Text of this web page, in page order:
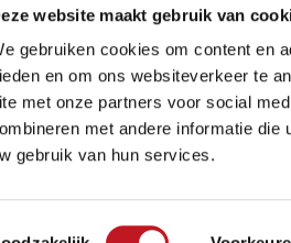
website maakt gebruik van
gebruiken cookies om content en
en om ons websiteverkeer te
met onze partners voor social
met andere informatie
gebruik van hun services.
5961 NT Horst
(Geen bezoekadres)
0049-2832 97560